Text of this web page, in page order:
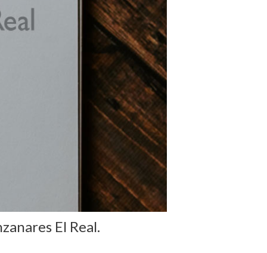
El Real.